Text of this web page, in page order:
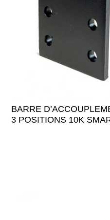
BARRE
3 POSITIONS 10K